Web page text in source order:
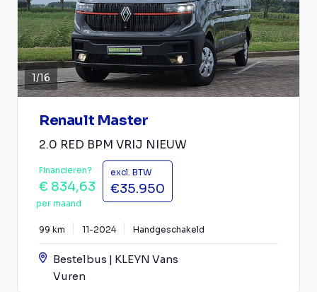
1/16
Renault Master
2.0 RED BPM VRIJ NIEUW
Financieren?
€ 834,63
per maand
excl. BTW
€35.950
99 km 11-2024 Handgeschakeld
Bestelbus | KLEYN Vans
Vuren